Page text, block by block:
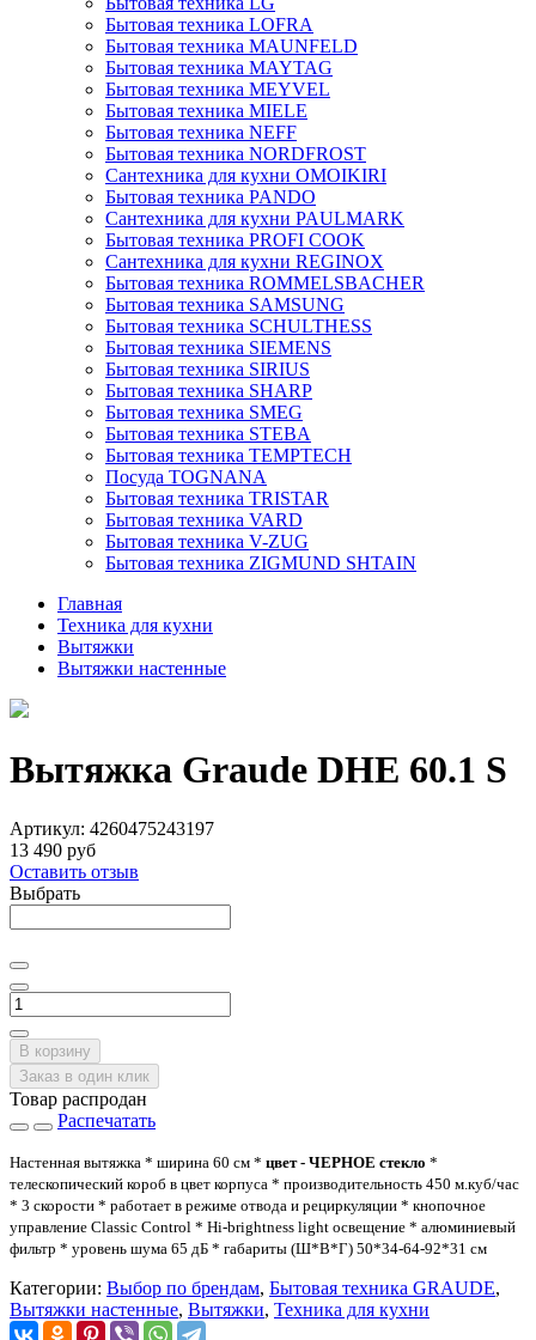
Бытовая техника LOFRA
Бытовая техника MAUNFELD
Бытовая техника MAYTAG
Бытовая техника MEYVEL
Бытовая техника MIELE
Бытовая техника NEFF
Бытовая техника NORDFROST
Сантехника для кухни OMOIKIRI
Бытовая техника PANDO
Сантехника для кухни PAULMARK
Бытовая техника PROFI COOK
Сантехника для кухни REGINOX
Бытовая техника ROMMELSBACHER
Бытовая техника SAMSUNG
Бытовая техника SCHULTHESS
Бытовая техника SIEMENS
Бытовая техника SIRIUS
Бытовая техника SHARP
Бытовая техника SMEG
Бытовая техника STEBA
Бытовая техника TEMPTECH
Посуда TOGNANA
Бытовая техника TRISTAR
Бытовая техника VARD
Бытовая техника V-ZUG
Бытовая техника ZIGMUND SHTAIN
Главная
Техника для кухни
Вытяжки
Вытяжки настенные
Вытяжка Graude DHE 60.1 S
Артикул: 4260475243197
13 490 руб
Оставить отзыв
Выбрать
В корзину
Заказ в один клик
Товар распродан
Распечатать
Настенная вытяжка * ширина 60 см * цвет - ЧЕРНОЕ стекло *
телескопический короб в цвет корпуса * производительность 450 м.куб/час
* 3 скорости * работает в режиме отвода и рециркуляции * кнопочное
управление Classic Control * Hi-brightness light освещение * алюминиевый
фильтр * уровень шума 65 дБ * габариты (Ш*В*Г) 50*34-64-92*31 см
Категории: Выбор по брендам, Бытовая техника GRAUDE,
Вытяжки настенные, Вытяжки, Техника для кухни